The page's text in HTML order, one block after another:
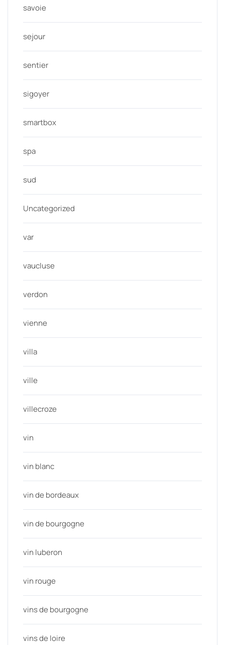
savoie
sejour
sentier
sigoyer
smartbox
spa
sud
Uncategorized
var
vaucluse
verdon
vienne
villa
ville
villecroze
vin
vin blanc
vin de bordeaux
vin de bourgogne
vin luberon
vin rouge
vins de bourgogne
vins de loire